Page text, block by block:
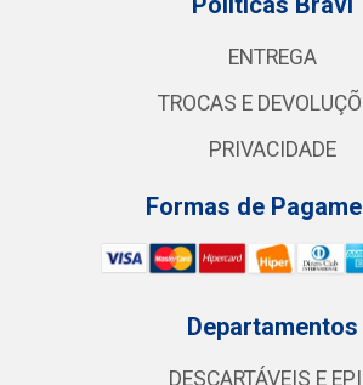
ENTREGA
TROCAS E
PRIVACIDADE
Formas de
Departamentos
DESCARTÁVEIS E